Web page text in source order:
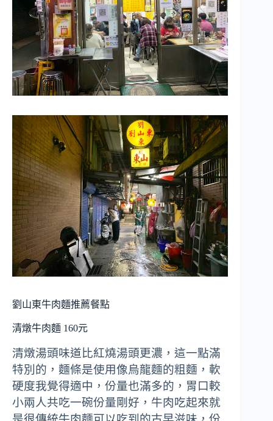
劉山東牛肉麵推薦餐點
清燉牛肉麵 160元
清燉湯頭味道比紅燒湯頭更濃，這一點滿
特別的，麵條是使用像烏龍麵的粗麵，軟
硬度我覺得適中，份量也滿多的，胃口較
小兩人共吃一碗份量剛好，牛肉吃起來就